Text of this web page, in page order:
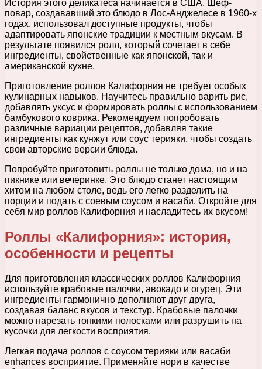
История этого деликатеса начинается в США. Шеф-
повар, создававший это блюдо в Лос-Анджелесе в 1960-х
годах, использовал доступные продукты, чтобы
адаптировать японские традиции к местным вкусам. В
результате появился ролл, который сочетает в себе
ингредиенты, свойственные как японской, так и
американской кухне.
Приготовление роллов Калифорния не требует особых
кулинарных навыков. Научитесь правильно варить рис,
добавлять уксус и формировать роллы с использованием
бамбукового коврика. Рекомендуем попробовать
различные вариации рецептов, добавляя такие
ингредиенты как кунжут или соус терияки, чтобы создать
свои авторские версии блюда.
Попробуйте приготовить роллы не только дома, но и на
пикнике или вечеринке. Это блюдо станет настоящим
хитом на любом столе, ведь его легко разделить на
порции и подать с соевым соусом и васаби. Откройте для
себя мир роллов Калифорния и насладитесь их вкусом!
Роллы «Калифорния»: история,
особенности и рецепты
Для приготовления классических роллов Калифорния
используйте крабовые палочки, авокадо и огурец. Эти
ингредиенты гармонично дополняют друг друга,
создавая баланс вкусов и текстур. Крабовые палочки
можно нарезать тонкими полосками или разрушить на
кусочки для легкости восприятия.
Легкая подача роллов с соусом терияки или васаби
enhances восприятие. Применяйте нори в качестве